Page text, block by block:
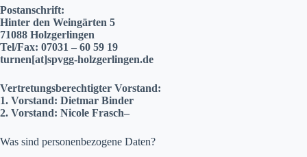
Postanschrift:
Hinter den Weingärten 5
71088 Holzgerlingen
Tel/Fax: 07031 – 60 59 19
turnen[at]spvgg-holzgerlingen.de
Vertretungsberechtigter Vorstand:
1. Vorstand: Dietmar Binder
2. Vorstand: Nicole Frasch–
Was sind personenbezogene Daten?